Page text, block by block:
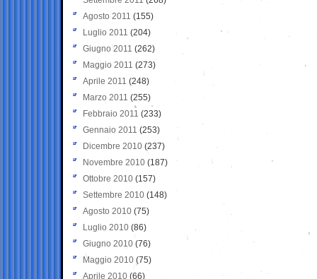
Agosto 2011 (155)
Luglio 2011 (204)
Giugno 2011 (262)
Maggio 2011 (273)
Aprile 2011 (248)
Marzo 2011 (255)
Febbraio 2011 (233)
Gennaio 2011 (253)
Dicembre 2010 (237)
Novembre 2010 (187)
Ottobre 2010 (157)
Settembre 2010 (148)
Agosto 2010 (75)
Luglio 2010 (86)
Giugno 2010 (76)
Maggio 2010 (75)
Aprile 2010 (66)